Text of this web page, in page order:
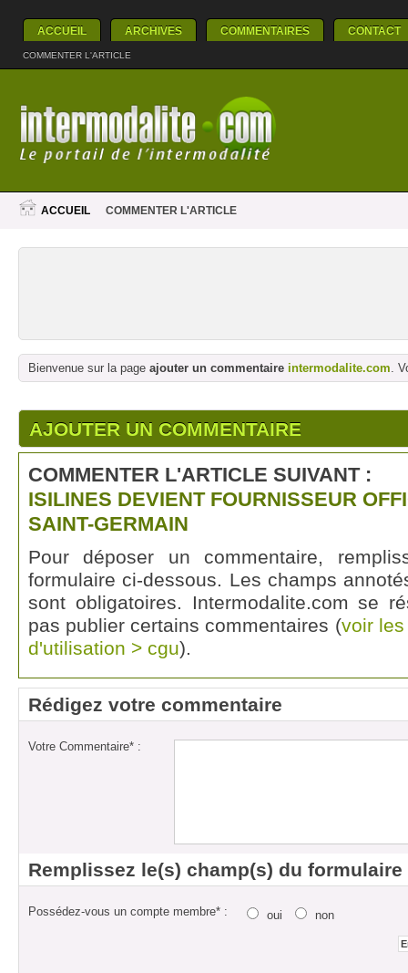
ACCUEIL ARCHIVES COMMENTAIRES CONTACT
COMMENTER L'ARTICLE
ACCUEIL COMMENTER L'ARTICLE
Bienvenue sur la page ajouter un commentaire intermodalite.com.
AJOUTER UN COMMENTAIRE
COMMENTER L'ARTICLE SUIVANT :
ISILINES DEVIENT FOURNISSEUR
SAINT-GERMAIN
Pour déposer un commentaire,
formulaire ci-dessous. Les champs
sont obligatoires. Intermodalite.com se
pas publier certains commentaires (voir
d'utilisation > cgu).
Rédigez votre commentaire
Votre Commentaire* :
Remplissez le(s) champ(s) du formulaire
Possédez-vous un compte membre* : oui non